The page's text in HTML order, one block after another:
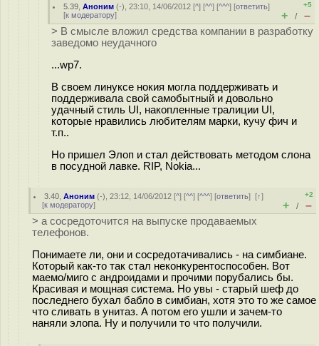
5.39 ,Аноним (-), 23:10, 14/06/2012 [^] [^^] [^^^] [ответить]
[к модератору]
+5
+ / –
> В смысле вложил средства компании в разработку
заведомо неудачного
...wp7.
В своем линуксе нокия могла поддерживать и
поддерживала свой самобытный и довольно
удачный стиль UI, накопленные тралиции UI,
которые нравились любителям марки, кучу фич и
т.п..
Но пришел Элоп и стал действовать методом слона
в посудной лавке. RIP, Nokia...
3.40 ,Аноним (-), 23:12, 14/06/2012 [^] [^^] [^^^] [ответить][↑]
[к модератору]
+2
+ / –
> а сосредоточится на выпуске продаваемых
телефонов.
Понимаете ли, они и сосредотачивались - на симбиане.
Который как-то так стал неконкурентоспособен. Вот
маемо/миго с андроидами и прочими порубались бы.
Красивая и мощная система. Но увы - старый шеф до
последнего бухал бабло в симбиан, хотя это то же самое
что сливать в унитаз. А потом его ушли и зачем-то
наняли элопа. Ну и получили то что получили.